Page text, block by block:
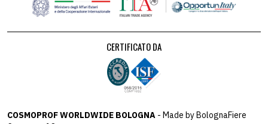
CERTIFICATO DA
COSMOPROF WORLDWIDE BOLOGNA - Made by BolognaFiere